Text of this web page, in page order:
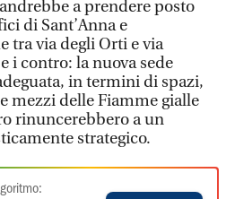
a prendere posto
di Sant’Anna e
tra via degli Orti e via
i contro: la nuova sede
in termini di spazi,
mezzi delle Fiamme gialle
rinuncerebbero a un
strategico.